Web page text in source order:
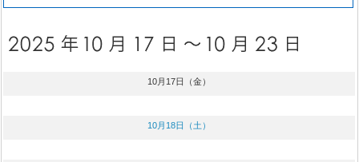
10月17日（金）
10月18日（土）